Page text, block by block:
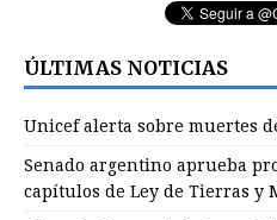
ÚLTIMAS NOTICIAS
Unicef alerta sobre muertes
Senado argentino aprueba
capítulos de Ley de Tierras y